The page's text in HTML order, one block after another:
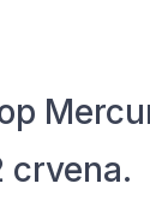
crvena.